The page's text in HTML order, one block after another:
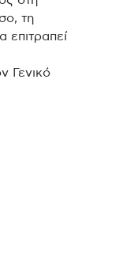
τη
επιτραπεί
Γενικό